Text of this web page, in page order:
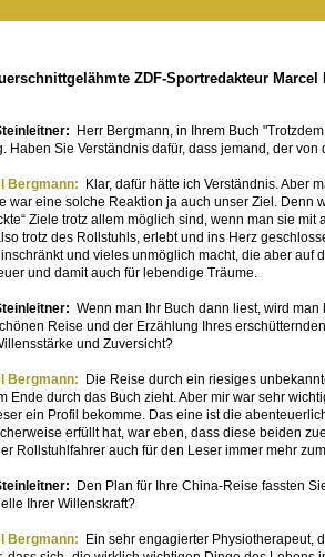
ZDF-Sportredakteur
Herr Bergmann, in Ihrem Buch
Haben Sie Verständnis dafür, dass jemand, der
Bergmann:
Klar, dafür hätte ich Verständnis. Aber
war eine solche Reaktion ja auch unser Ziel. Denn
Ziele trotz allem möglich sind, wenn man sie
trotz des Rollstuhls, erlebt und ins Herz
und vieles unmöglich macht, die aber auf
und damit auch für lebendige Träume.
Wenn man Ihr Buch dann liest, wird
Reise und der Erzählung Ihres
und Zuversicht?
Bergmann:
Die Reise durch ein riesiges
Ende durch das Buch zieht. Aber mir war sehr
ein Profil bekomme. Das eine ist die
erfüllt hat, war eben, dass diese beiden
Rollstuhlfahrer auch für den Leser immer mehr
Den Plan für Ihre China-Reise fassten
Ihrer Willenskraft?
Bergmann:
Ein sehr engagierter Physiotherapeut,